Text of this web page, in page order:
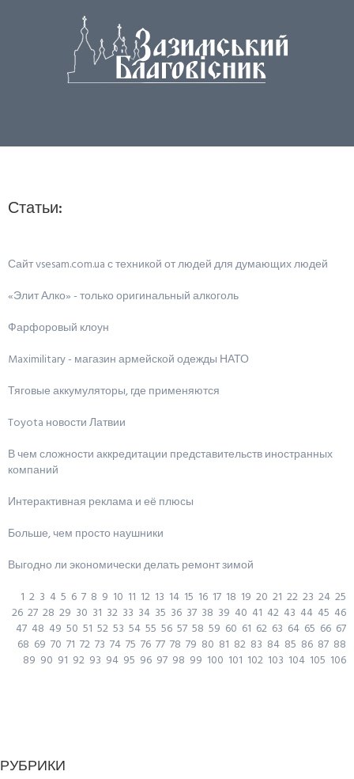
Статьи:
Сайт vsesam.com.ua с техникой от людей для думающих людей
«Элит Алко» - только оригинальный алкоголь
Фарфоровый клоун
Maximilitary - магазин армейской одежды НАТО
Тяговые аккумуляторы, где применяются
Toyota новости Латвии
В чем сложности аккредитации представительств иностранных
компаний
Интерактивная реклама и её плюсы
Больше, чем просто наушники
Выгодно ли экономически делать ремонт зимой
1 2 3 4 5 6 7 8 9 10 11 12 13 14 15 16 17 18 19 20 21 22 23 24 25
26 27 28 29 30 31 32 33 34 35 36 37 38 39 40 41 42 43 44 45 46
47 48 49 50 51 52 53 54 55 56 57 58 59 60 61 62 63 64 65 66 67
68 69 70 71 72 73 74 75 76 77 78 79 80 81 82 83 84 85 86 87 88
89 90 91 92 93 94 95 96 97 98 99 100 101 102 103 104 105 106
РУБРИКИ